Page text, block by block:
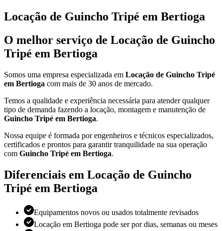
Locação de Guincho Tripé em Bertioga
O melhor serviço de Locação de Guincho
Tripé em Bertioga
Somos uma empresa especializada em Locação de Guincho Tripé
em Bertioga com mais de 30 anos de mercado.
Temos a qualidade e experiência necessária para atender qualquer
tipo de demanda fazendo a locação, montagem e manutenção de
Guincho Tripé em Bertioga.
Nossa equipe é formada por engenheiros e técnicos especializados,
certificados e prontos para garantir tranquilidade na sua operação
com Guincho Tripé em Bertioga.
Diferenciais em Locação de Guincho
Tripé em Bertioga
Equipamentos novos ou usados totalmente revisados
Locação em Bertioga pode ser por dias, semanas ou meses